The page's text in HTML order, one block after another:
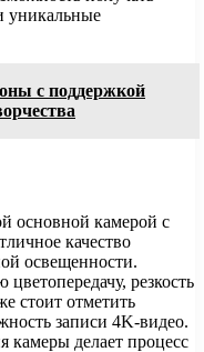
уникальные
с поддержкой
основной камерой с
качество
освещенности.
резкость
стоит отметить
записи 4K-видео.
делает процесс